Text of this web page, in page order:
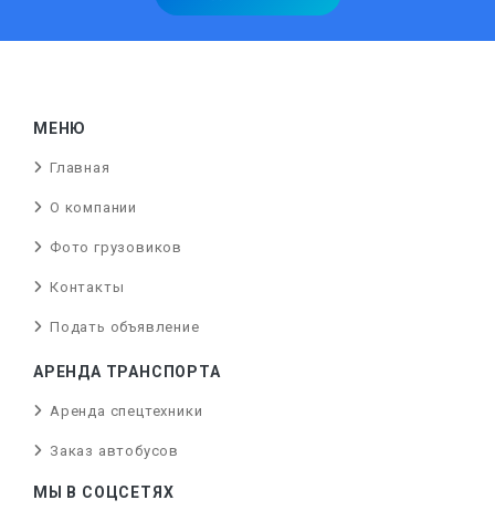
МЕНЮ
Главная
О компании
Фото грузовиков
Контакты
Подать объявление
АРЕНДА ТРАНСПОРТА
Аренда спецтехники
Заказ автобусов
МЫ В СОЦСЕТЯХ